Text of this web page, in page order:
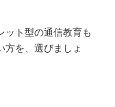
ット型の通信教育も
方を、選びましょ